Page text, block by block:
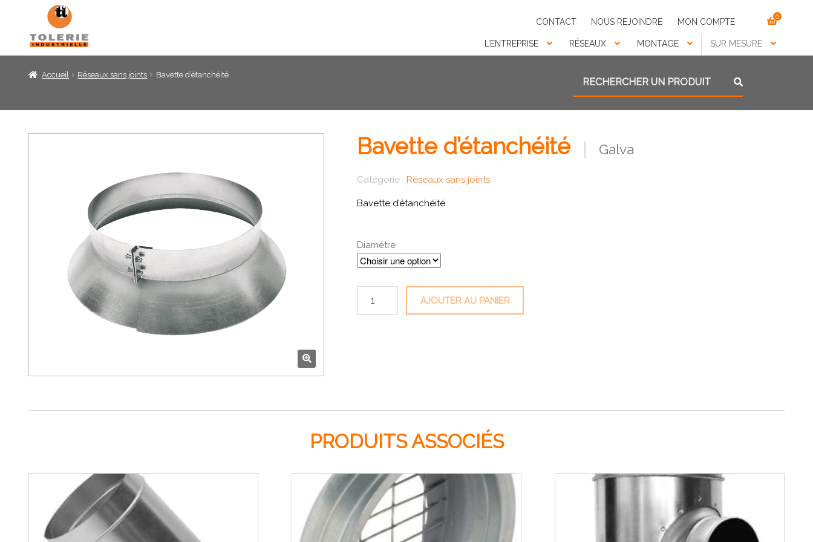
CONTACT NOUS REJOINDRE MON COMPTE
0
L’ENTREPRISE RÉSEAUX MONTAGE SUR MESURE
Recherche pour :
Recherche
Accueil Réseaux sans joints Bavette d’étanchéité
🔍
Bavette d’étanchéité Galva
Catégorie : Réseaux sans joints
Bavette d’étanchéité
Diamètre
AJOUTER AU PANIER
PRODUITS ASSOCIÉS
Panneau de gestion des cookies